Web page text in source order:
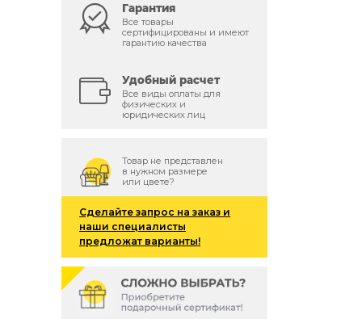
Гарантия
Все товары
сертифицированы и имеют
гарантию качества
Удобный расчет
Все виды оплаты для
физических и
юридических лиц
Товар не представлен
в нужном размере
или цвете?
Сделайте запрос на заказ и
наши специалисты
предложат варианты!